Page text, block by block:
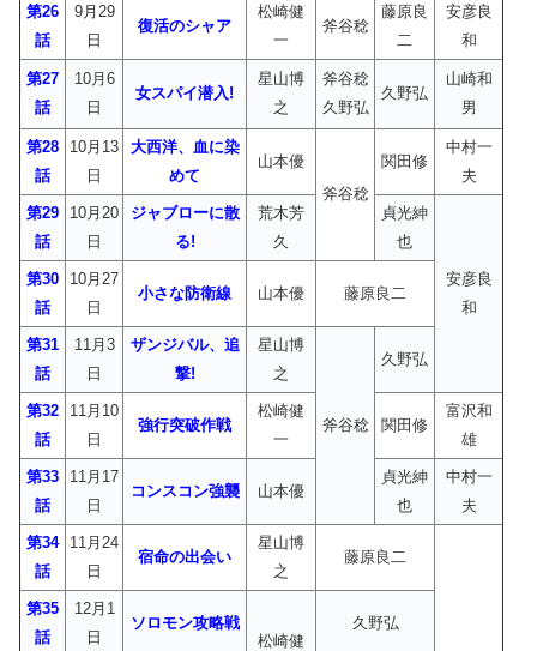
第26
話
9月29
日
復活のシャア
松崎健
一
斧谷稔
藤原良
二
安彦良
和
第27
話
10月6
日
女スパイ潜入!
星山博
之
斧谷稔
久野弘
久野弘
山崎和
男
第28
話
10月13
日
大西洋、血に染
めて
山本優
斧谷稔
関田修
中村一
夫
第29
話
10月20
日
ジャブローに散
る!
荒木芳
久
貞光紳
也
安彦良
和
第30
話
10月27
日
小さな防衛線 山本優 藤原良二
第31
話
11月3
日
ザンジバル、追
撃!
星山博
之
斧谷稔
久野弘
第32
話
11月10
日
強行突破作戦
松崎健
一
関田修
富沢和
雄
第33
話
11月17
日
コンスコン強襲 山本優
貞光紳
也
中村一
夫
第34
話
11月24
日
宿命の出会い
星山博
之
藤原良二
第35
話
12月1
日
ソロモン攻略戦
松崎健
久野弘